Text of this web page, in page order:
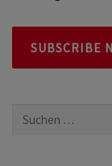
Suchen